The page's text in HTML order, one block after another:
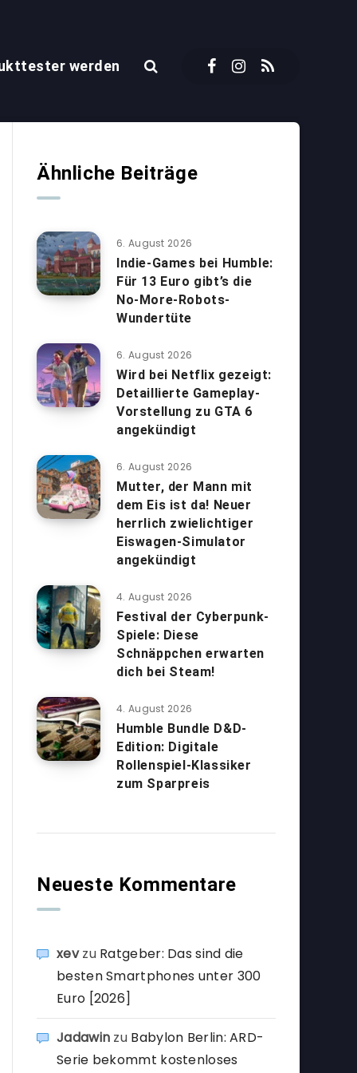
werden
Ähnliche Beiträge
6. August 2026
Indie-Games bei Humble:
Für 13 Euro gibt’s die
No-More-Robots-
Wundertüte
6. August 2026
Wird bei Netflix gezeigt:
Detaillierte Gameplay-
Vorstellung zu GTA 6
angekündigt
6. August 2026
Mutter, der Mann mit
dem Eis ist da! Neuer
herrlich zwielichtiger
Eiswagen-Simulator
angekündigt
4. August 2026
Festival der Cyberpunk-
Spiele: Diese
Schnäppchen erwarten
dich bei Steam!
4. August 2026
Humble Bundle D&D-
Edition: Digitale
Rollenspiel-Klassiker
zum Sparpreis
Neueste Kommentare
xevzu Ratgeber: Das sind die
besten Smartphones unter 300
Euro [2026]
Jadawin zu Babylon Berlin: ARD-
Serie bekommt kostenloses